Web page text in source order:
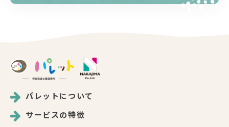
パレットについて
サービスの特徴